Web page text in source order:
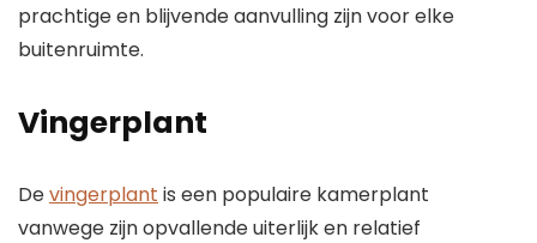
prachtige en blijvende aanvulling zijn voor elke
buitenruimte.
Vingerplant
Devingerplant is een populaire kamerplant
vanwege zijn opvallende uiterlijk en relatief